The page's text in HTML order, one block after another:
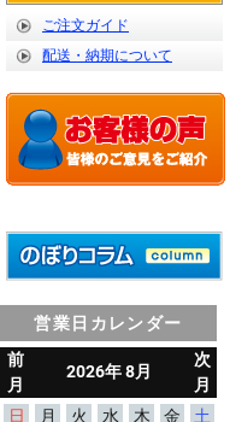
ご注文ガイド
配送・納期について
営業日カレンダー